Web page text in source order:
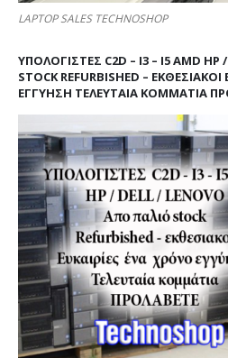
LAPTOP SALES TECHNOSHOP
ΥΠΟΛΟΓΙΣΤΕΣ C2D – I3 – I5 AMD HP
STOCK REFURBISHED –
ΕΓΓΎΗΣΗ ΤΕΛΕΥΤΑΊΑ ΚΟΜΜΆΤΙΑ